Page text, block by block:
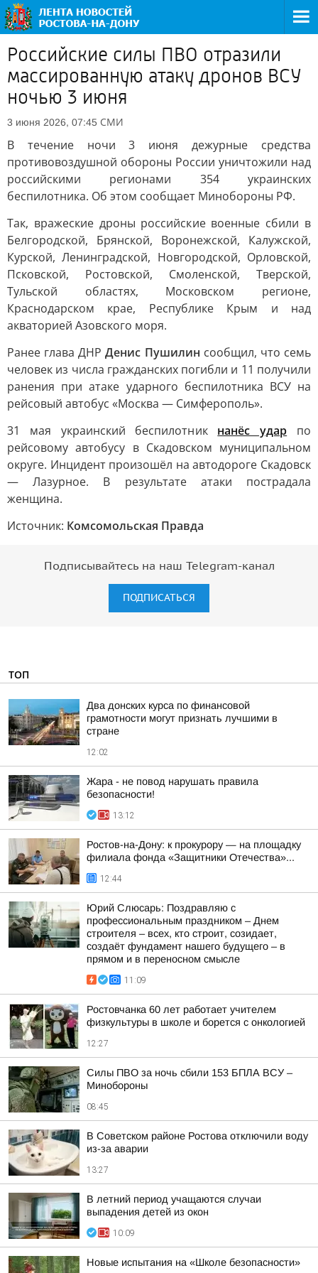
Российские силы ПВО отразили
массированную атаку дронов ВСУ
ночью 3 июня
3 июня 2026, 07:45 СМИ
В течение ночи 3 июня дежурные средства
противовоздушной обороны России уничтожили над
российскими регионами 354 украинских
беспилотника. Об этом сообщает Минобороны РФ.
Так, вражеские дроны российские военные сбили в
Белгородской, Брянской, Воронежской, Калужской,
Курской, Ленинградской, Новгородской, Орловской,
Псковской, Ростовской, Смоленской, Тверской,
Тульской областях, Московском регионе,
Краснодарском крае, Республике Крым и над
акваторией Азовского моря.
Ранее глава ДНРДенис Пушилин сообщил, что семь
человек из числа гражданских погибли и 11 получили
ранения при атаке ударного беспилотника ВСУ на
рейсовый автобус «Москва — Симферополь».
31 мая украинский беспилотник нанёс удар по
рейсовому автобусу в Скадовском муниципальном
округе. Инцидент произошёл на автодороге Скадовск
— Лазурное. В результате атаки пострадала
женщина.
Источник: Комсомольская Правда
Подписывайтесь на наш Telegram-канал
ПОДПИСАТЬСЯ
ТОП
Два донских курса по финансовой
грамотности могут признать лучшими в
стране
12:02
Жара - не повод нарушать правила
безопасности!
13:12
Ростов-на-Дону: к прокурору — на площадку
филиала фонда «Защитники Отечества»...
12:44
Юрий Слюсарь: Поздравляю с
профессиональным праздником – Днем
строителя – всех, кто строит, созидает,
создаёт фундамент нашего будущего – в
прямом и в переносном смысле
11:09
Ростовчанка 60 лет работает учителем
физкультуры в школе и борется с онкологией
12:27
Силы ПВО за ночь сбили 153 БПЛА ВСУ –
Минобороны
08:45
В Советском районе Ростова отключили воду
из-за аварии
13:27
В летний период учащаются случаи
выпадения детей из окон
10:09
Новые испытания на «Школе безопасности»